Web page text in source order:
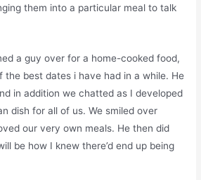
them into a particular meal to talk
a guy over for a home-cooked food,
the best dates i have had in a while. He
in addition we chatted as I developed
dish for all of us. We smiled over
our very own meals. He then did
be how I knew there’d end up being